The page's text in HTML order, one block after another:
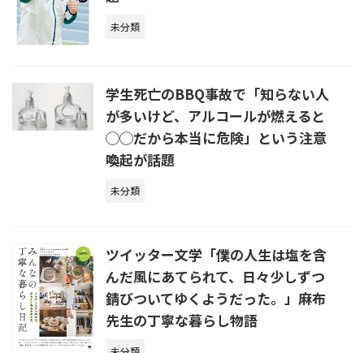
未分類
学生死亡のBBQ事故で「知らない人
が多いけど、アルコールが燃えると
◯◯だから本当に危険」という注意
喚起が話題
未分類
ツイッター文学「僕の人生は塩を含
んだ風にあてられて、日々少しずつ
錆びついてゆくようだった。」麻布
先生の丁寧な暮らし物語